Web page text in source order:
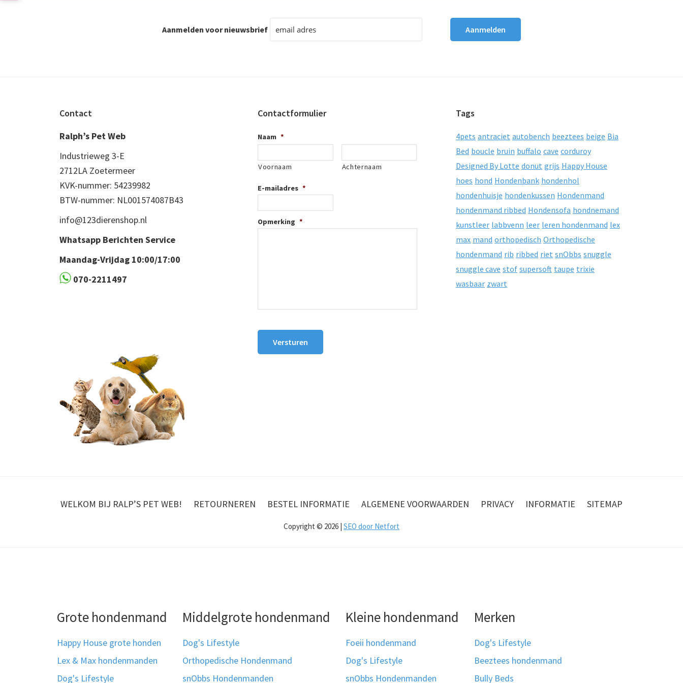
Aanmelden voor nieuwsbrief
Contact
Ralph’s Pet Web
Industrieweg 3-E
2712LA Zoetermeer
KVK-nummer: 54239982
BTW-nummer: NL001574087B43
info@123dierenshop.nl
Whatsapp Berichten Service
Maandag-Vrijdag 10:00/17:00
070-2211497
Contactformulier
Naam *
Voornaam Achternaam
E-mailadres *
Opmerking *
Versturen
Tags
4pets antraciet autobench beeztees beige Bia
Bed boucle bruin buffalo cave corduroy
Designed By Lotte donut grijs Happy House
hoes hond Hondenbank hondenhol
hondenhuisje hondenkussen Hondenmand
hondenmand ribbed Hondensofa hondnemand
kunstleer labbvenn leer leren hondenmand lex
max mand orthopedisch Orthopedische
hondenmand rib ribbed riet snObbs snuggle
snuggle cave stof supersoft taupe trixie
wasbaar zwart
WELKOM BIJ RALP’S PET WEB! RETOURNEREN BESTEL INFORMATIE ALGEMENE VOORWAARDEN PRIVACY INFORMATIE SITEMAP
Copyright © 2026 | SEO door Netfort
Grote hondenmand
Happy House grote honden
Lex & Max hondenmanden
Dog's Lifestyle
Middelgrote hondenmand
Dog's Lifestyle
Orthopedische Hondenmand
snObbs Hondenmanden
Kleine hondenmand
Foeii hondenmand
Dog's Lifestyle
snObbs Hondenmanden
Merken
Dog's Lifestyle
Beeztees hondenmand
Bully Beds